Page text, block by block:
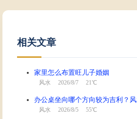
相关文章
家里怎么布置旺儿子婚姻
风水 2026/8/7 21℃
办公桌坐向哪个方向较为吉利？
风水 2026/8/5 55℃